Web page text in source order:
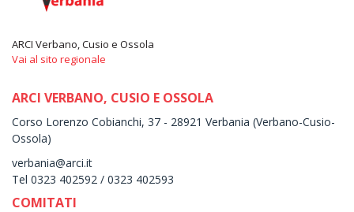
ARCI Verbano, Cusio e Ossola
Vai al sito regionale
ARCI VERBANO, CUSIO E OSSOLA
Corso Lorenzo Cobianchi, 37 - 28921 Verbania (Verbano-Cusio-
Ossola)
verbania@arci.it
Tel 0323 402592 / 0323 402593
COMITATI